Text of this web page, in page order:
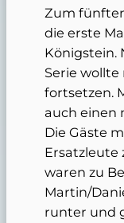
Zum
die erste
Königstein.
Serie
fortsetzen.
auch einen
Die Gäste
Ersatzleute
waren zu
Martin/
runter und